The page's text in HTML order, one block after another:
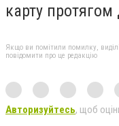
карту
Якщо ви помітили помилку,
повідомити про це редакцію
Авторизуйтесь, щоб